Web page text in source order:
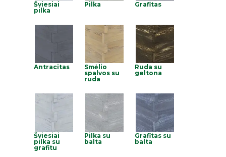
Šviesiai
pilka
Pilka Grafitas
Antracitas
Smėlio
spalvos su
ruda
Ruda su
geltona
Šviesiai
pilka su
grafitu
Pilka su
balta
Grafitas su
balta